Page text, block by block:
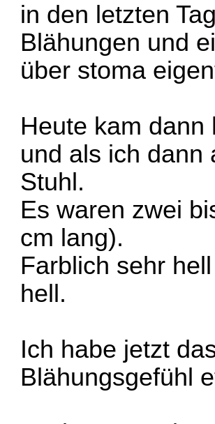
in den letzten
Blähungen und
über stoma
Heute kam
und als ich dann
Stuhl.
Es waren zwei
cm lang).
Farblich sehr
hell.
Ich habe jetzt
Blähungsgefühl